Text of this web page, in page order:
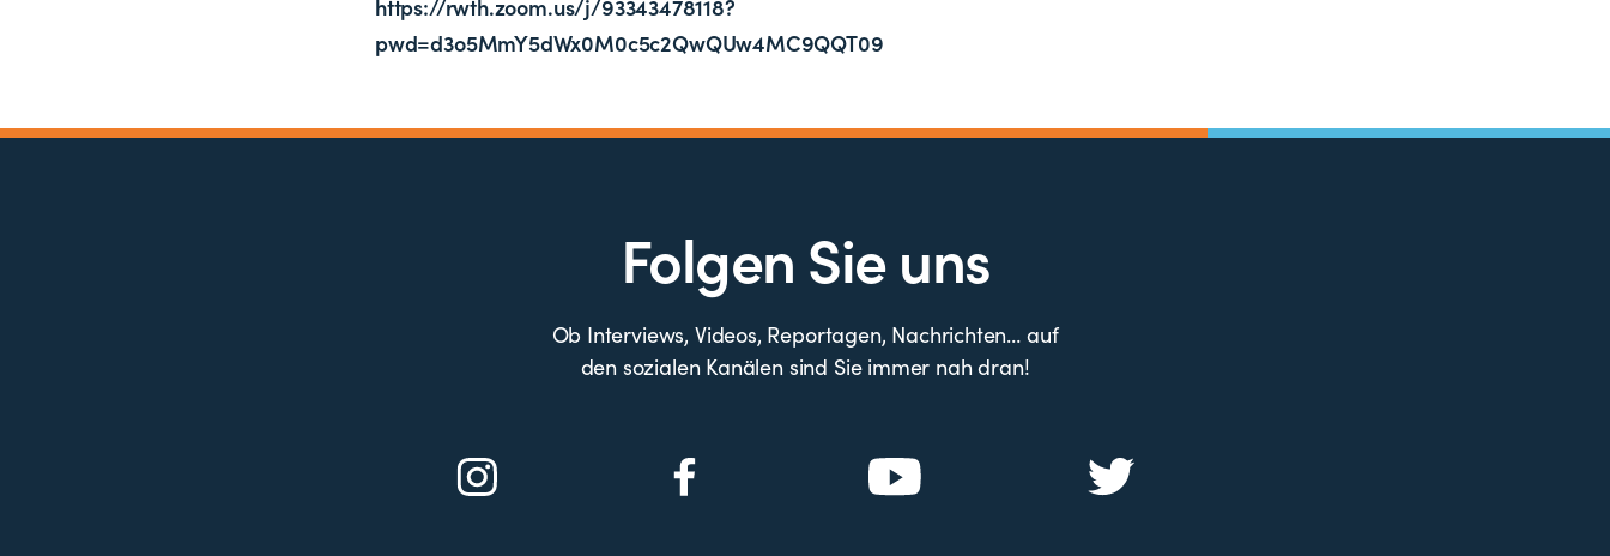
https://rwth.zoom.us/j/93343478118?
pwd=d3o5MmY5dWx0M0c5c2QwQUw4MC9QQT09
Folgen Sie uns
Ob Interviews, Videos, Reportagen, Nachrichten… auf
den sozialen Kanälen sind Sie immer nah dran!